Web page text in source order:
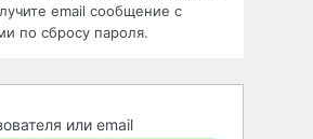
email сообщение с
по сбросу пароля.
или email